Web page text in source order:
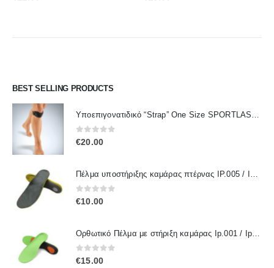
BEST SELLING PRODUCTS
Υποεπιγονατιδικό “Strap” One Size SPORTLASTIC 80300 OrthoLand
0out of 5
€20.00
Πέλμα υποστήριξης καμάρας πτέρνας IP.005 / IPinsoles
0out of 5
€10.00
Ορθωτικό Πέλμα με στήριξη καμάρας Ip.001 / IpInsoles
0out of 5
€15.00